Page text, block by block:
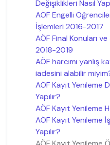
Değişiklikleri Nasıl
AÖF Engelli
İşlemleri 2016-2017
AÖF Final Konuları
2018-2019
AÖF harcımı yanlış
iadesini alabilir
AÖF Kayıt Yenileme
Yapılır?
AÖF Kayıt Yenileme
AÖF Kayıt Yenileme
Yapılır?